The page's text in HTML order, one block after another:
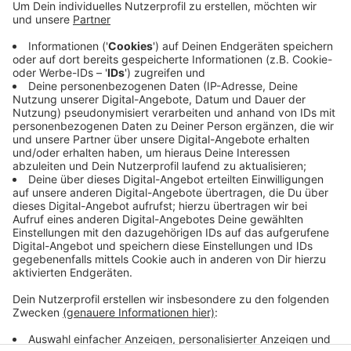
Also von Birke, Erle und Hasel. Der Klimawandel führt
dazu, dass der Pollenflug deutlich früher startet, als
noch vor einigen Jahren. Beispielsweise habe die Erle
ihre Hauptblütezeit dadurch um rund neun Tage
vorverlegt. Experten empfehlen Allergikern, während
der Pollenzeit eine Maske zu tragen. Das sei ein guter
Schutz und helfe den Pollenkontakt zu minimieren.
Anzeige
Anzeige